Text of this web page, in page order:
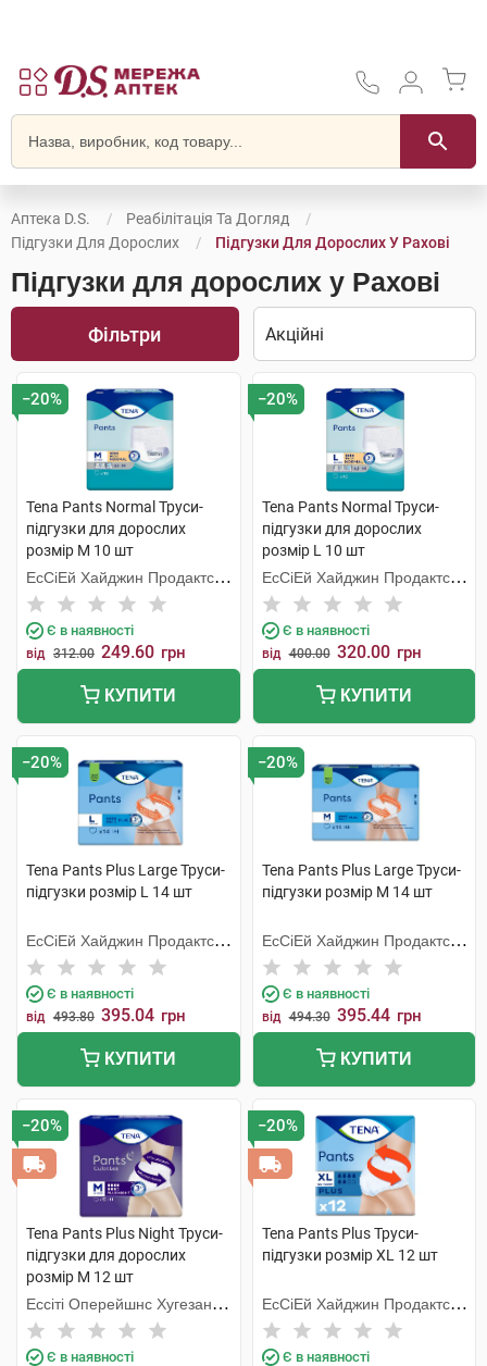
Аптека D.S.
Реабілітація Та Догляд
Підгузки Для Дорослих
Підгузки Для Дорослих У Рахові
Підгузки для дорослих у Рахові
Фільтри
−20%
Tena Pants Normal Труси-
підгузки для дорослих
розмір M 10 шт
ЕсСіЕй Хайджин Продактс
Хугезанд
Є в наявності
від 312.00 249.60 грн
КУПИТИ
−20%
Tena Pants Normal Труси-
підгузки для дорослих
розмір L 10 шт
ЕсСіЕй Хайджин Продактс
Хугезанд
Є в наявності
від 400.00 320.00 грн
КУПИТИ
−20%
Tena Pants Plus Large Труси-
підгузки розмір L 14 шт
ЕсСіЕй Хайджин Продактс
Хугезанд
Є в наявності
від 493.80 395.04 грн
КУПИТИ
−20%
Tena Pants Plus Large Труси-
підгузки розмір M 14 шт
ЕсСіЕй Хайджин Продактс
Хугезанд
Є в наявності
від 494.30 395.44 грн
КУПИТИ
−20%
Tena Pants Plus Night Труси-
підгузки для дорослих
розмір M 12 шт
Ессіті Оперейшнс Хугезанд
Б.В.
Є в наявності
−20%
Tena Pants Plus Труси-
підгузки розмір XL 12 шт
ЕсСіЕй Хайджин Продактс
Хугезанд
Є в наявності